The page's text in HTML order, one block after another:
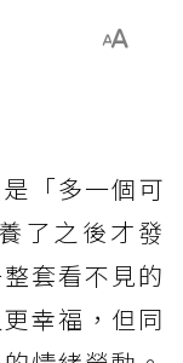
「多一個可
了之後才發
套看不見的
幸福，但同